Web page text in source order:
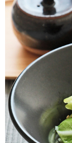
２．關於個人資料處
https://aftee.tw/terms/
３．未成年的使用者
「AFTEE先享後付」
任。
４．使用「AFTEE
時審查核予不同之上
請求用戶進行身份認證
５．嚴禁一人註冊多
恩沛科技股份有限公